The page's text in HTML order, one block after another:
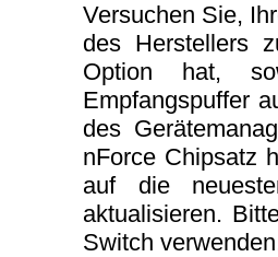
Versuchen Sie,
des Herstellers
Option hat,
Empfangspuffer
des
nForce Chipsatz
auf die
aktualisieren.
Switch